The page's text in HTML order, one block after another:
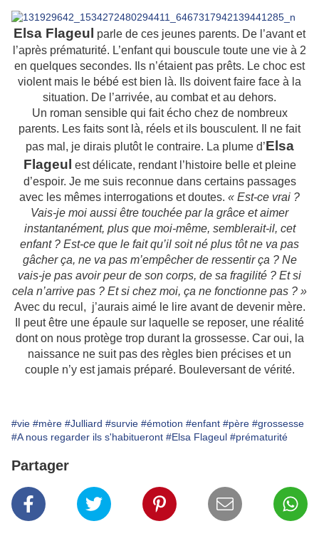
Elsa Flageul
parle de ces jeunes parents. De l’avant et
l’après prématurité. L’enfant qui bouscule toute une vie à 2
en quelques secondes. Ils n’étaient pas prêts. Le choc est
violent mais le bébé est bien là. Ils doivent faire face à la
situation. De l’arrivée, au combat et au dehors.
Un roman sensible qui fait écho chez de nombreux
parents. Les faits sont là, réels et ils bousculent. Il ne fait
pas mal, je dirais plutôt le contraire. La plume d’Elsa
Flageul est délicate, rendant l’histoire belle et pleine
d’espoir. Je me suis reconnue dans certains passages
avec les mêmes interrogations et doutes. « Est-ce vrai ?
Vais-je moi aussi être touchée par la grâce et aimer
instantanément, plus que moi-même, semblerait-il, cet
enfant ? Est-ce que le fait qu’il soit né plus tôt ne va pas
gâcher ça, ne va pas m’empêcher de ressentir ça ? Ne
vais-je pas avoir peur de son corps, de sa fragilité ? Et si
cela n’arrive pas ? Et si chez moi, ça ne fonctionne pas ? »
Avec du recul, j’aurais aimé le lire avant de devenir mère.
Il peut être une épaule sur laquelle se reposer, une réalité
dont on nous protège trop durant la grossesse. Car oui, la
naissance ne suit pas des règles bien précises et un
couple n’y est jamais préparé. Bouleversant de vérité.
#vie #mère #Julliard #survie #émotion #enfant #père #grossesse
#A nous regarder ils s'habitueront #Elsa Flageul #prématurité
Partager